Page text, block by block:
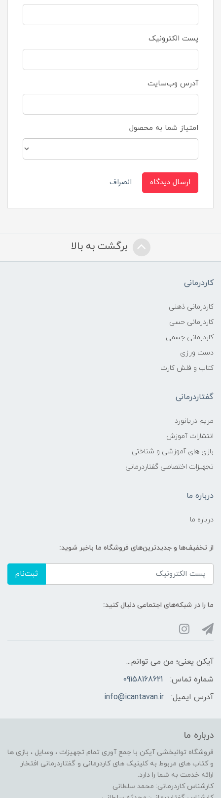
پست الکترونیک
آدرس وب‌سایت
امتیاز شما به محصول
ارسال دیدگاه انصراف
برگشت به بالا
کاردرمانی
کاردرمانی ذهنی
کاردرمانی حسی
کاردرمانی جسمی
دست ورزی
کتاب و فلش کارت
گفتاردرمانی
مریم دریانورد
انتشارات آموزش
بازی های آموزشی و شناختی
تجهیزات اختصاصی گفتاردرمانی
درباره ما
درباره ما
از تخفیف‌ها و جدیدترین‌های فروشگاه ما باخبر شوید:
ثبت‌نام
ما را در شبکه‌های اجتماعی دنبال کنید:
آیکن یعنی؛ من می توانم...
شماره تماس:
09158168621
آدرس ایمیل:
info@icantavan.ir
درباره ما
فروشگاه توانبخشی آیکن با جمع آوری تمام تجهیزات ، وسایل ، بازی ها
و کتاب های مربوط به کلینیک های کاردرمانی و گفتاردرمانی افتخار
ارائه خدمت به شما را دارد.
کارشناس کاردرمانی: محمد سلطانی